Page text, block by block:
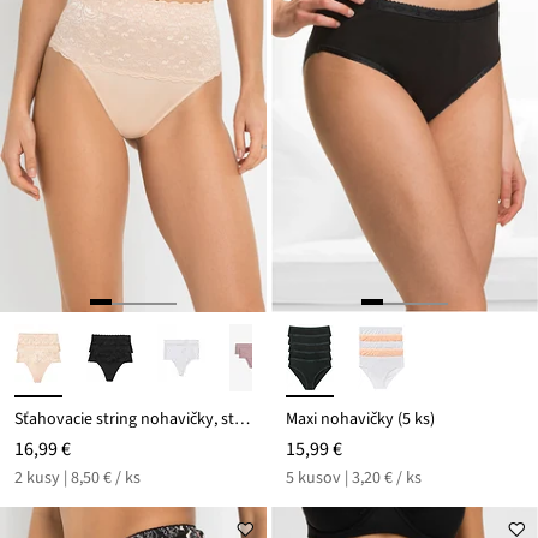
Sťahovacie string nohavičky, stredný tvarujúci efekt (2 ks)
16,99 €
2 kusy | 8,50 € / ks
Maxi nohavičky (5 ks)
15,99 €
5 kusov | 3,20 € / ks